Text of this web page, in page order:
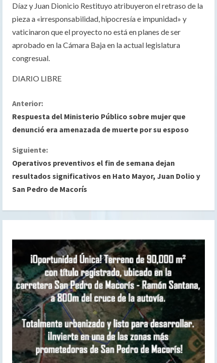
Díaz y Juan Dionicio Restituyo atribuyeron el retraso de la
pieza a «irresponsabilidad, hipocresía e impunidad» y
vaticinaron que el proyecto no está en planes de ser
aprobado en la Cámara Baja en la actual legislatura
congresual.
DIARIO LIBRE
S
i
g
u
e
l
y
e
n
d
o
Anterior:
Respuesta del Ministerio Público sobre mujer que
denunció era amenazada de muerte por su esposo
Siguiente:
Operativos preventivos el fin de semana dejan
resultados significativos en Hato Mayor, Juan Dolio y
San Pedro de Macorís